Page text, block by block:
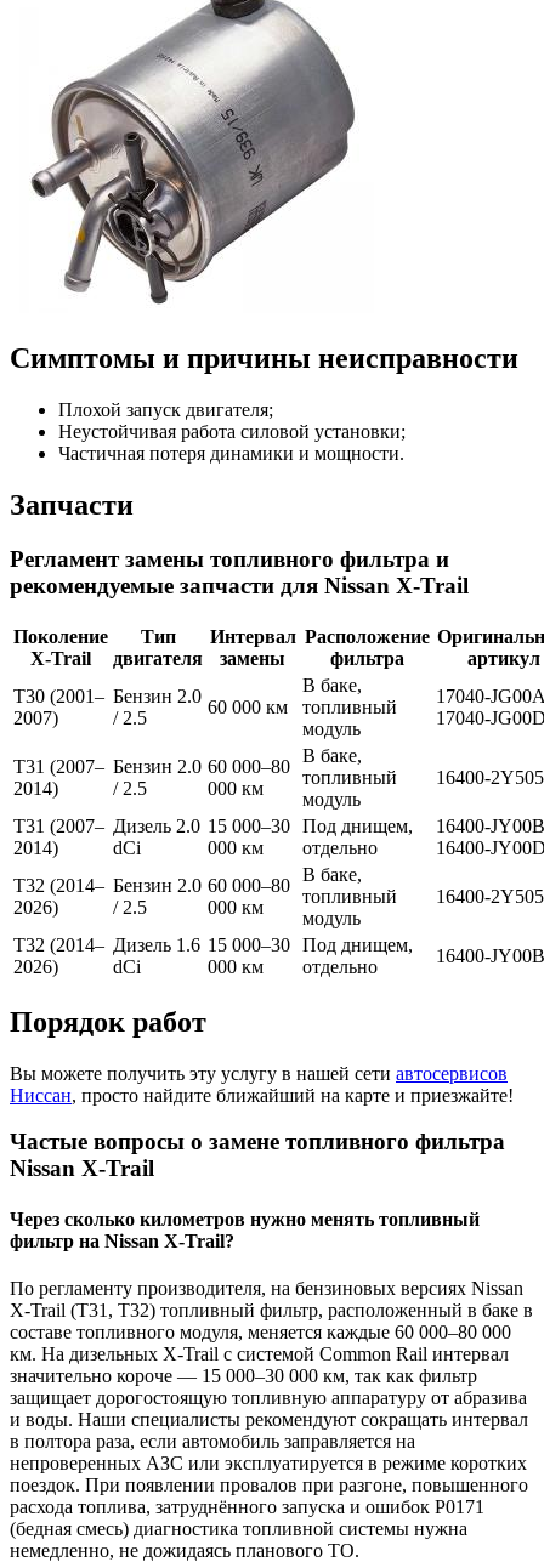
Симптомы и причины неисправности
Плохой запуск двигателя;
Неустойчивая работа силовой установки;
Частичная потеря динамики и мощности.
Запчасти
Регламент замены топливного фильтра и
рекомендуемые запчасти для Nissan X-Trail
Поколение
X-Trail
Тип
двигателя
Интервал
замены
Расположение
фильтра
артикул
T30 (2001–
2007)
Бензин 2.0
/ 2.5
60 000 км
В баке,
топливный
модуль
17040-
17040-
T31 (2007–
2014)
Бензин 2.0
/ 2.5
60 000–80
000 км
В баке,
топливный
модуль
16400-2Y505
T31 (2007–
2014)
Дизель 2.0
dCi
15 000–30
000 км
Под днищем,
отдельно
16400-
16400-
T32 (2014–
2026)
Бензин 2.0
/ 2.5
60 000–80
000 км
В баке,
топливный
модуль
16400-2Y505
T32 (2014–
2026)
Дизель 1.6
dCi
15 000–30
000 км
Под днищем,
отдельно
16400-JY00B
Порядок работ
Вы можете получить эту услугу в нашей сети автосервисов
Ниссан, просто найдите ближайший на карте и приезжайте!
Частые вопросы о замене топливного фильтра
Nissan X-Trail
Через сколько километров нужно менять топливный
фильтр на Nissan X-Trail?
По регламенту производителя, на бензиновых версиях Nissan
X-Trail (T31, T32) топливный фильтр, расположенный в баке в
составе топливного модуля, меняется каждые 60 000–80 000
км. На дизельных X-Trail с системой Common Rail интервал
значительно короче — 15 000–30 000 км, так как фильтр
защищает дорогостоящую топливную аппаратуру от абразива
и воды. Наши специалисты рекомендуют сокращать интервал
в полтора раза, если автомобиль заправляется на
непроверенных АЗС или эксплуатируется в режиме коротких
поездок. При появлении провалов при разгоне, повышенного
расхода топлива, затруднённого запуска и ошибок P0171
(бедная смесь) диагностика топливной системы нужна
немедленно, не дожидаясь планового ТО.